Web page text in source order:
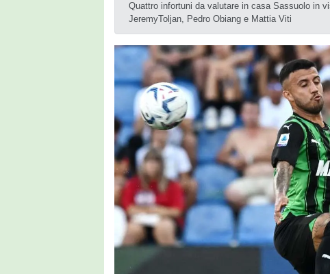
Quattro infortuni da valutare in casa Sassuolo in
JeremyToljan, Pedro Obiang e Mattia Viti